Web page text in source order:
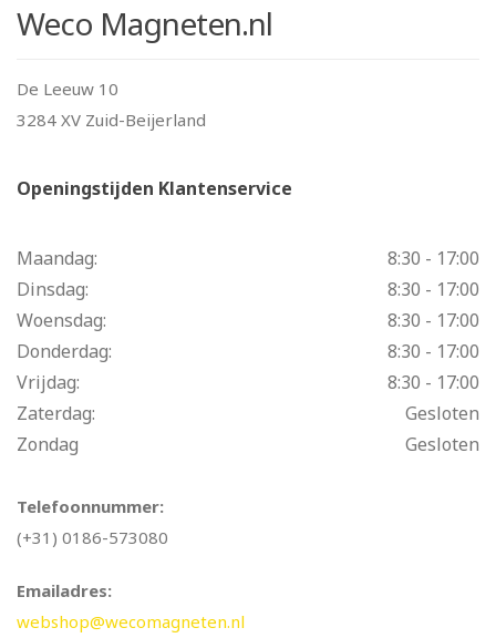
Weco Magneten.nl
De Leeuw 10
3284 XV Zuid-Beijerland
Openingstijden Klantenservice
Maandag:
8:30 - 17:00
Dinsdag:
8:30 - 17:00
Woensdag:
8:30 - 17:00
Donderdag:
8:30 - 17:00
Vrijdag:
8:30 - 17:00
Zaterdag:
Gesloten
Zondag
Gesloten
Telefoonnummer:
(+31) 0186-573080
Emailadres:
webshop@wecomagneten.nl